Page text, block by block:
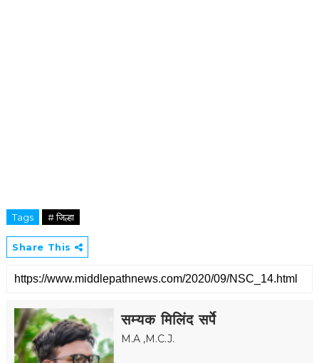
Tags # जिल्हा
Share This
सम्यक मिलिंद सर्पे
M.A ,M.C.J.